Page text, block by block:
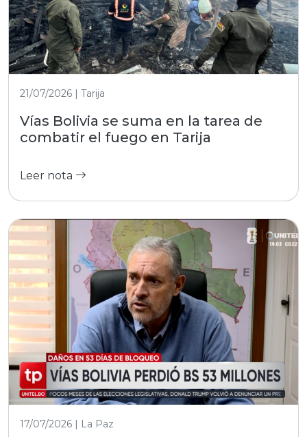
21/07/2026 | Tarija
Vías Bolivia se suma en la tarea de
combatir el fuego en Tarija
Leer nota
17/07/2026 | La Paz